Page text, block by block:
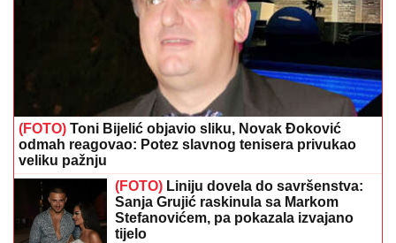
(FOTO) Toni Bijelić objavio sliku, Novak Đoković
odmah reagovao: Potez slavnog tenisera privukao
veliku pažnju
(FOTO) Liniju dovela do savršenstva:
Sanja Grujić raskinula sa Markom
Stefanovićem, pa pokazala izvajano
tijelo